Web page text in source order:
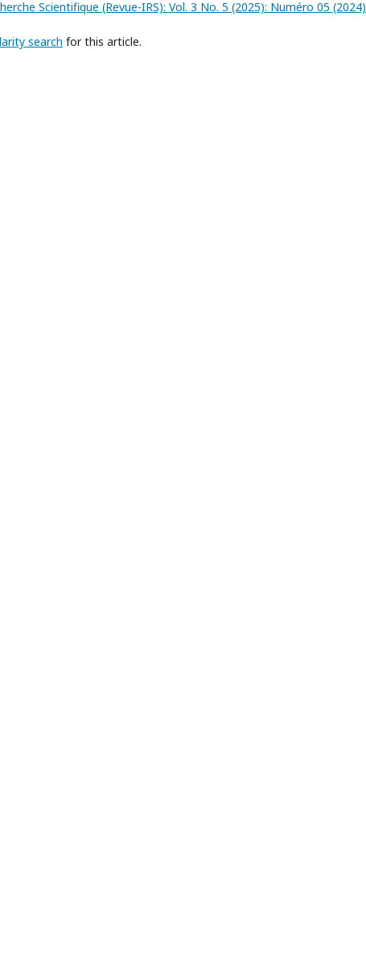
Scientifique (Revue-IRS): Vol. 3 No. 5 (2025): Numéro 05 (2024)
search for this article.